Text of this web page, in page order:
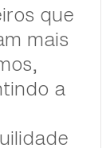
que
mais
a